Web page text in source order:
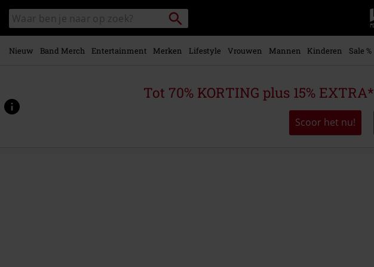
naar
hoofdinhoud
Zoek
in
catalogus
Packstation
zoeken
Nieuw Band Merch Entertainment Merken Lifestyle Vrouwen Mannen Kinderen Sale %
Tot 70% KORTING plus 15% EXTRA*
Scoor het nu!